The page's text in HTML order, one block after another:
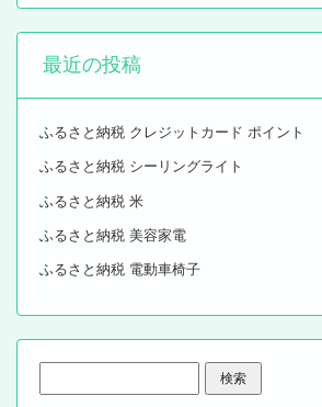
最近の投稿
ふるさと納税 クレジットカード ポイント
ふるさと納税 シーリングライト
ふるさと納税 米
ふるさと納税 美容家電
ふるさと納税 電動車椅子
索: